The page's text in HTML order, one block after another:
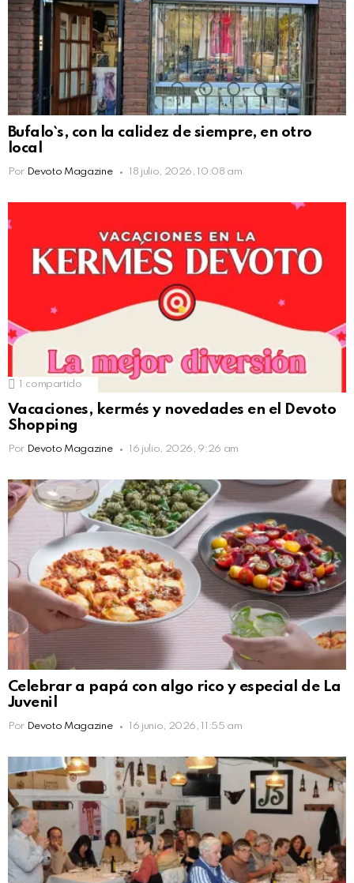
Bufalo`s, con la calidez de siempre, en otro
local
Por Devoto Magazine 18 julio, 2026, 10:08 am
compartido
Vacaciones, kermés y novedades en el Devoto
Shopping
Por Devoto Magazine 16 julio, 2026, 9:26 am
Celebrar a papá con algo rico y especial de La
Juvenil
Por Devoto Magazine 16 junio, 2026, 11:55 am